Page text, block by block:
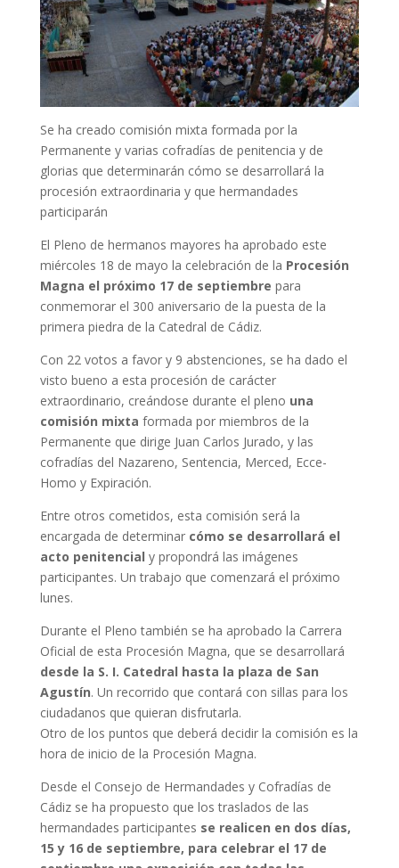
Se ha creado comisión mixta formada por la
Permanente y varias cofradías de penitencia y de
glorias que determinarán cómo se desarrollará la
procesión extraordinaria y que hermandades
participarán
El Pleno de hermanos mayores ha aprobado este
miércoles 18 de mayo la celebración de la Procesión
Magna el próximo 17 de septiembre para
conmemorar el 300 aniversario de la puesta de la
primera piedra de la Catedral de Cádiz.
Con 22 votos a favor y 9 abstenciones, se ha dado el
visto bueno a esta procesión de carácter
extraordinario, creándose durante el pleno una
comisión mixta formada por miembros de la
Permanente que dirige Juan Carlos Jurado, y las
cofradías del Nazareno, Sentencia, Merced, Ecce-
Homo y Expiración.
Entre otros cometidos, esta comisión será la
encargada de determinar cómo se desarrollará el
acto penitencial y propondrá las imágenes
participantes. Un trabajo que comenzará el próximo
lunes.
Durante el Pleno también se ha aprobado la Carrera
Oficial de esta Procesión Magna, que se desarrollará
desde la S. I. Catedral hasta la plaza de San
Agustín. Un recorrido que contará con sillas para los
ciudadanos que quieran disfrutarla.
Otro de los puntos que deberá decidir la comisión es la
hora de inicio de la Procesión Magna.
Desde el Consejo de Hermandades y Cofradías de
Cádiz se ha propuesto que los traslados de las
hermandades participantes se realicen en dos días,
15 y 16 de septiembre, para celebrar el 17 de